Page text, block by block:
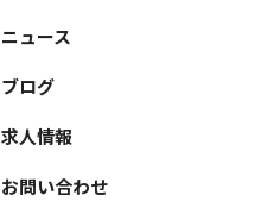
ニュース
ブログ
求人情報
お問い合わせ